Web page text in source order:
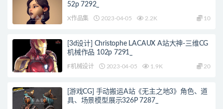
52p 7292_
X作品集 2023-04-05 2.2K 10
[3d设计] Christophe LACAUX A站大神-三维CG
机械作品 102p 7291_
F机械设计 2023-04-05 1.9K 20
[游戏CG] 手动搬运A站《无主之地3》角色、道
具、场景模型展示326P 7287_